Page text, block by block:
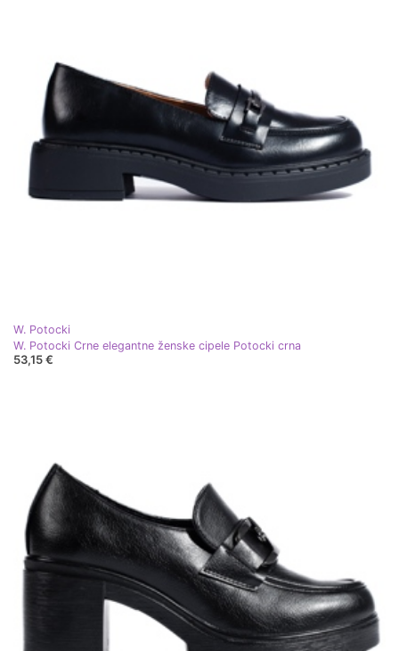
W. Potocki
W. Potocki Crne elegantne ženske cipele Potocki crna
53,15 €